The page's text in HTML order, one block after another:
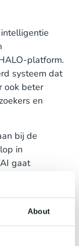
About
platform.
systeem dat
ook beter
en
bij de
in
gaat
Met
de kennis en
Nederland.